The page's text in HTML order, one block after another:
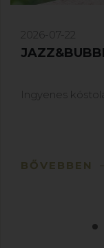
2026-07-15